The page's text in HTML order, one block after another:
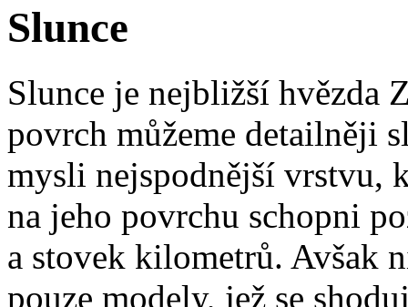
Slunce
Slunce je nejbližší hvězda
povrch můžeme detailněji
mysli nejspodnější vrstvu,
na jeho povrchu schopni
a stovek kilometrů. Avšak
pouze modely, jež se